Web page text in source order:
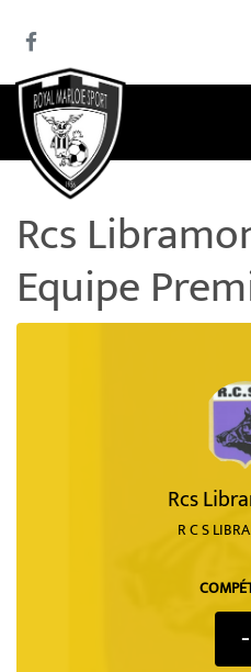
Rcs
Equipe
Rcs
R C S
-